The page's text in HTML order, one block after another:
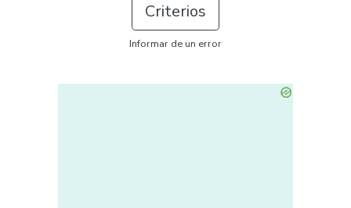
Criterios
Informar de un error